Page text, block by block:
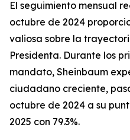
El seguimiento mensual
octubre de 2024
valiosa sobre la
Presidenta. Durante los
mandato, Sheinbaum
ciudadano creciente,
octubre de 2024 a su
2025 con 79.3%.